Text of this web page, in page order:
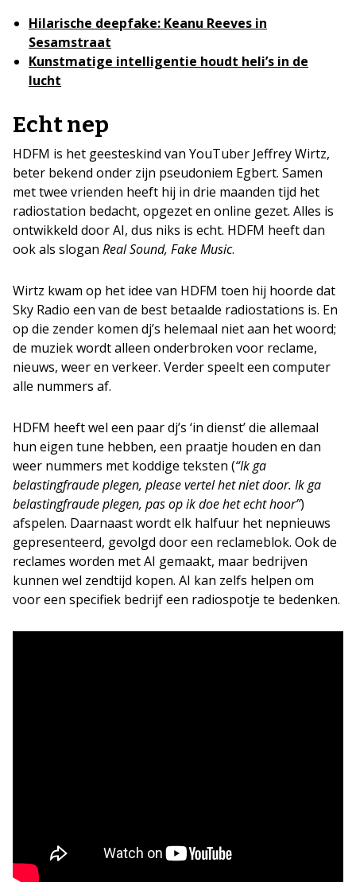
Hilarische deepfake: Keanu Reeves in
Sesamstraat
Kunstmatige intelligentie houdt heli’s in de
lucht
Echt nep
HDFM is het geesteskind van YouTuber Jeffrey Wirtz,
beter bekend onder zijn pseudoniem Egbert. Samen
met twee vrienden heeft hij in drie maanden tijd het
radiostation bedacht, opgezet en online gezet. Alles is
ontwikkeld door AI, dus niks is echt. HDFM heeft dan
ook als slogan Real Sound, Fake Music.
Wirtz kwam op het idee van HDFM toen hij hoorde dat
Sky Radio een van de best betaalde radiostations is. En
op die zender komen dj’s helemaal niet aan het woord;
de muziek wordt alleen onderbroken voor reclame,
nieuws, weer en verkeer. Verder speelt een computer
alle nummers af.
HDFM heeft wel een paar dj’s ‘in dienst’ die allemaal
hun eigen tune hebben, een praatje houden en dan
weer nummers met koddige teksten (“Ik ga
belastingfraude plegen, please vertel het niet door. Ik ga
belastingfraude plegen, pas op ik doe het echt hoor”)
afspelen. Daarnaast wordt elk halfuur het nepnieuws
gepresenteerd, gevolgd door een reclameblok. Ook de
reclames worden met AI gemaakt, maar bedrijven
kunnen wel zendtijd kopen. AI kan zelfs helpen om
voor een specifiek bedrijf een radiospotje te bedenken.